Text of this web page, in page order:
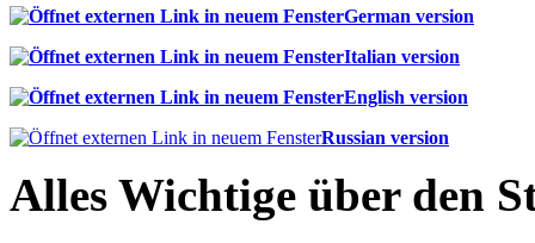
German version
Italian version
English version
Russian version
Alles Wichtige über den